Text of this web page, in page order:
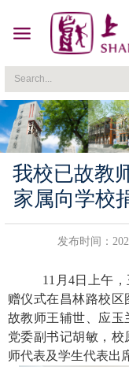
我校已故教
家属向学校
发布时间：
11 月 4日上午，
赠仪式在昌林路校
故教师王辅世、应玉
党委副书记胡敏，
师代表及学生代表出